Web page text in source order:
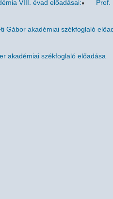
VIII. évad előadásai: Prof.
Gábor akadémiai székfoglaló
akadémiai székfoglaló előadása